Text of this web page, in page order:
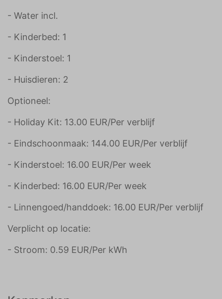
- Water incl.
- Kinderbed: 1
- Kinderstoel: 1
- Huisdieren: 2
Optioneel:
- Holiday Kit: 13.00 EUR/Per verblijf
- Eindschoonmaak: 144.00 EUR/Per verblijf
- Kinderstoel: 16.00 EUR/Per week
- Kinderbed: 16.00 EUR/Per week
- Linnengoed/handdoek: 16.00 EUR/Per verblijf
Verplicht op locatie:
- Stroom: 0.59 EUR/Per kWh